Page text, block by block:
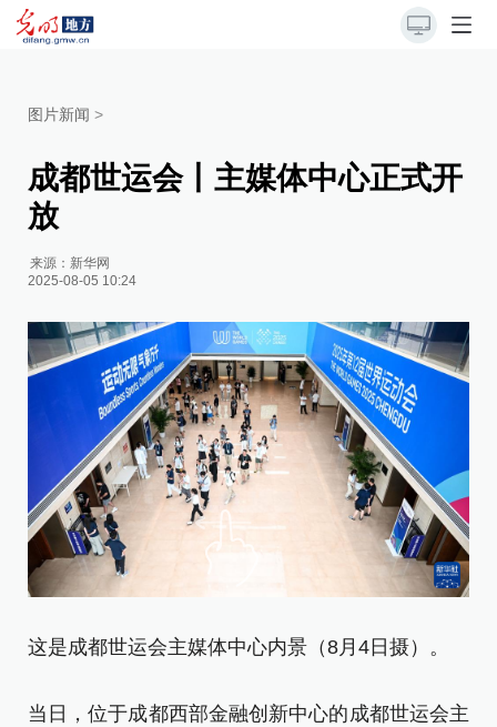
图片新闻 >
成都世运会丨主媒体中心正式开
放
来源： 新华网
2025-08-05 10:24
这是成都世运会主媒体中心内景（8月4日摄）。
当日，位于成都西部金融创新中心的成都世运会主